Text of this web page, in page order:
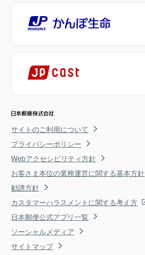
サイトのご利用について
プライバシーポリシー
Webアクセシビリティ方針
お客さま本位の業務運営に関する基本方針
勧誘方針
カスタマーハラスメントに関する考え方
日本郵便公式アプリ一覧
ソーシャルメディア
サイトマップ